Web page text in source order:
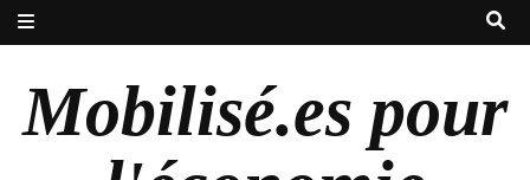
Mobilisé.es pour